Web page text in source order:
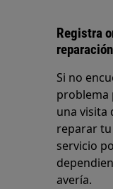
Registra
reparación
Si no
problema
una visita
reparar
servicio
avería.